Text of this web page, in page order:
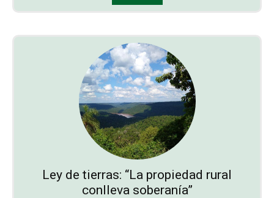
Ley de tierras: “La propiedad rural
conlleva soberanía”